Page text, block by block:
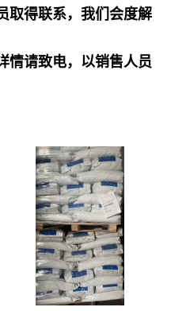
取得联系，我们会度解
情请致电，以销售人员